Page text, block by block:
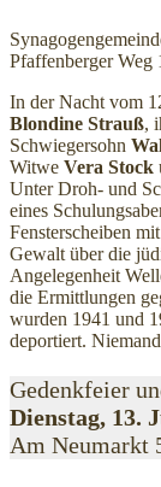
Pfaffenberger Weg
In der Nacht vom
Blondine Strauß,
Schwiegersohn
Witwe Vera Stock
Unter Droh- und
eines
Fensterscheiben
Gewalt über die
Angelegenheit
die Ermittlungen
wurden 1941 und
deportiert.
Gedenkfeier
Dienstag, 13.
Am Neumarkt